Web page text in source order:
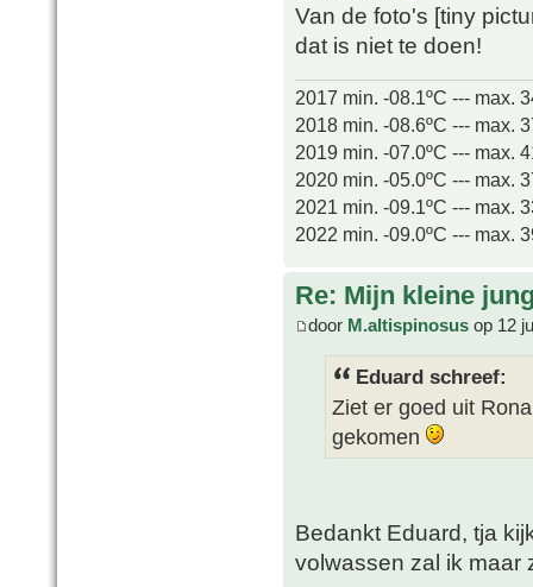
Van de foto's [tiny
dat is niet te doen!
2017 min. -08.1ºC --- max.
2018 min. -08.6ºC --- max.
2019 min. -07.0ºC --- max.
2020 min. -05.0ºC --- max.
2021 min. -09.1ºC --- max.
2022 min. -09.0ºC --- max.
Re: Mijn kleine
door M.altispinosus op 12
Eduard schreef:
Ziet er goed uit
gekomen
Bedankt Eduard, tja
volwassen zal ik maar